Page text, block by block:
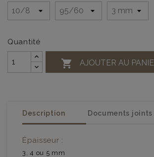
Quantité
 AJOUTER AU
Description Documents joints
Épaisseur :
3, 4 ou 5 mm